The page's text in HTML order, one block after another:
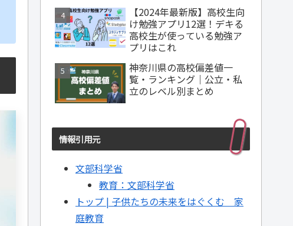
【2024年最新版】高校生向
け勉強アプリ12選！デキる
高校生が使っている勉強ア
プリはこれ
神奈川県の高校偏差値一
覧・ランキング｜公立・私
立のレベル別まとめ
情報引用元
文部科学省
教育：文部科学省
トップ | 子供たちの未来をはぐくむ 家
庭教育